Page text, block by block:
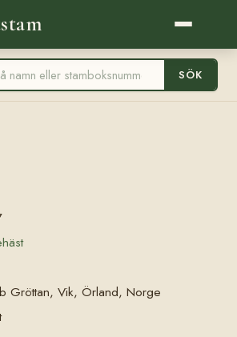
SÖK
Gröttan, Vik, Örland, Norge